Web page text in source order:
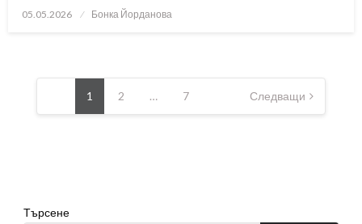
Posted
05.05.2026 Бонка Йорданова
Разделяне
публикациите
1 2 … 7 Следващи
Търсене